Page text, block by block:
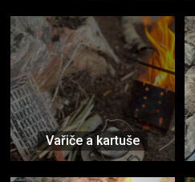
Vařiče a kartuše